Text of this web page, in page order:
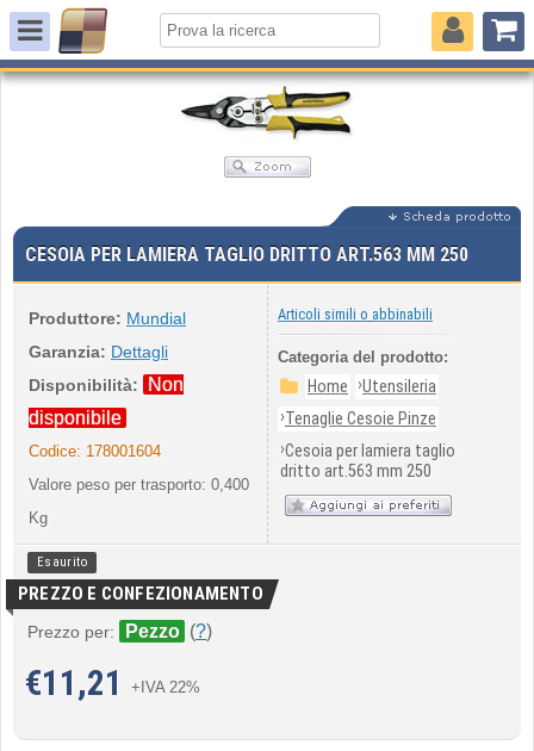
CESOIA PER LAMIERA TAGLIO DRITTO ART.563 MM 250
Produttore: Mundial
Garanzia: Dettagli
Disponibilità:
Non
disponibile
Codice: 178001604
Valore peso per trasporto: 0,400
Kg
Articoli simili o abbinabili
Categoria del prodotto:
Home ›Utensileria
›Tenaglie Cesoie Pinze
›Cesoia per lamiera taglio
dritto art.563 mm 250
Esaurito
PREZZO E CONFEZIONAMENTO
Prezzo per: Pezzo (?)
€11,21 +IVA 22%